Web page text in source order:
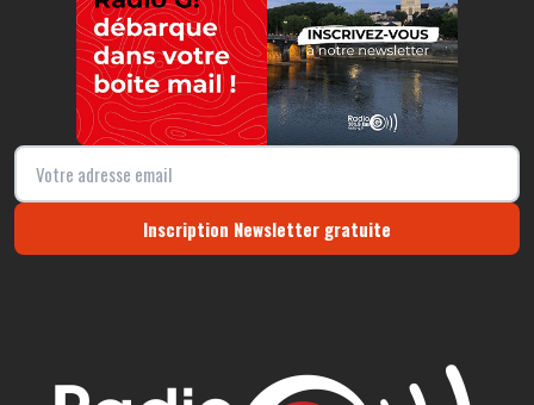
Inscription Newsletter gratuite